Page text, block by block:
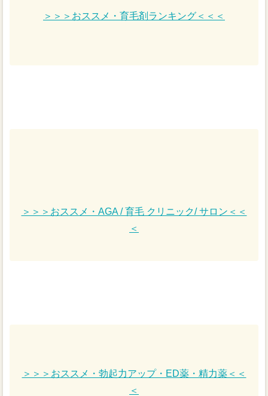
＞＞＞おススメ・育毛剤ランキング＜＜＜
＞＞＞おススメ・AGA / 育毛 クリニック/ サロン＜＜
＜
＞＞＞おススメ・勃起力アップ・ED薬・精力薬＜＜
＜